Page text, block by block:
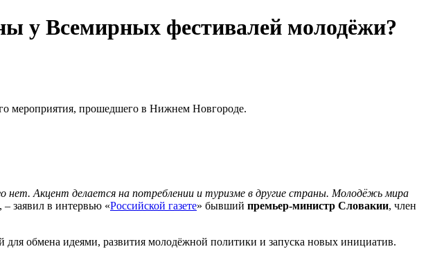
у Всемирных фестивалей молодёжи?
мероприятия, прошедшего в Нижнем Новгороде.
нет. Акцент делается на потреблении и туризме в другие страны. Молодёжь мира
– заявил в интервью «Российской газете» бывший премьер-министр Словакии, член
для обмена идеями, развития молодёжной политики и запуска новых инициатив.